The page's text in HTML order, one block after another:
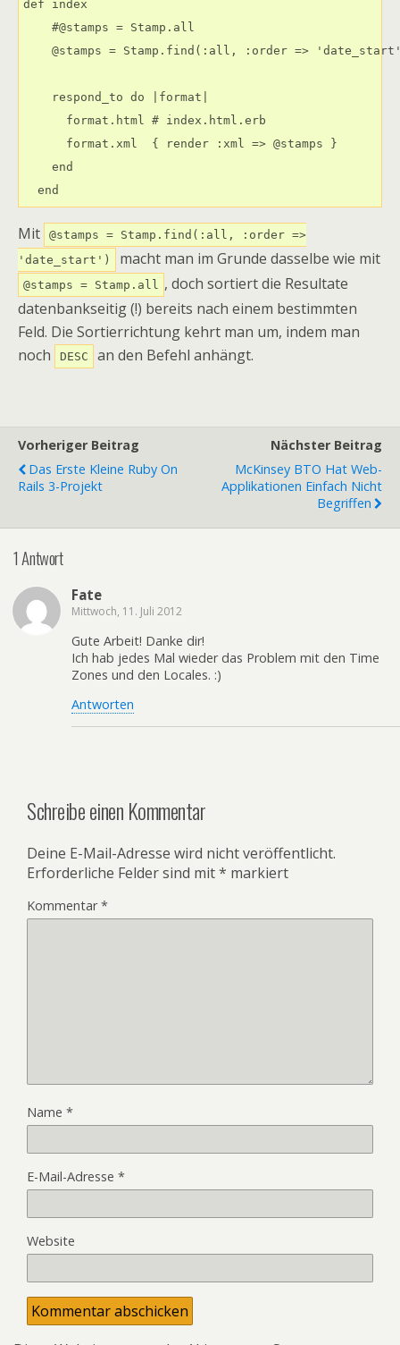
def index
    #@stamps = Stamp.all
@stamps = Stamp.find(:all, :order =>
    respond_to do |format|
      format.html # index.html.erb
      format.xml  { render :xml => @stamps }
    end
  end
Mit
@stamps = Stamp.find(:all, :order =>
'date_start')
macht man im Grunde dasselbe wie mit
@stamps = Stamp.all , doch sortiert die Resultate
datenbankseitig (!) bereits nach einem bestimmten
Feld. Die Sortierrichtung kehrt man um, indem man
noch
DESC an den Befehl anhängt.
Vorheriger Beitrag
Das Erste Kleine Ruby On
Rails 3-Projekt
Nächster Beitrag
McKinsey BTO Hat Web-
Applikationen Einfach Nicht
Begriffen
1 Antwort
Fate
Mittwoch, 11. Juli 2012
Gute Arbeit! Danke dir!
Ich hab jedes Mal wieder das Problem mit den Time
Zones und den Locales. :)
Antworten
Schreibe einen Kommentar
Deine E-Mail-Adresse wird nicht veröffentlicht.
Erforderliche Felder sind mit* markiert
Kommentar*
Name *
E-Mail-Adresse *
Website